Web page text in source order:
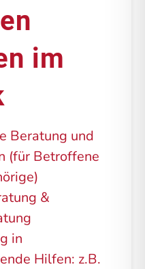
im
Beratung und
(für Betroffene
&
in
Hilfen: z.B.